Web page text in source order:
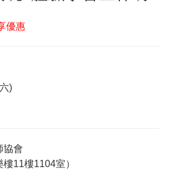
優惠
)
協會
11樓1104室）